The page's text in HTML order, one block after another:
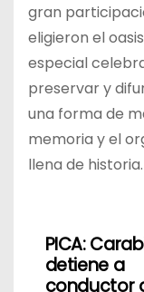
gran
eligieron el
especial
preservar y
una forma de
memoria y el
llena de historia.
NPICA:
detiene a
conductor